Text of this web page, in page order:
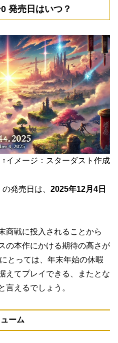
発売日はいつ？
ターダスト作成
発売日は、 2025年12月4日
商戦に投入されることから
の本作にかける期待の高さが
とっては、年末年始の休暇
えてプレイできる、またとな
言えるでしょう。
ーム